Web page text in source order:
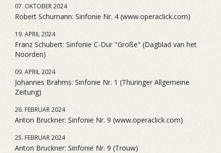
07. OKTOBER 2024
Robert Schumann: Sinfonie Nr. 4 (www.operaclick.com)
19. APRIL 2024
Franz Schubert: Sinfonie C-Dur "Große" (Dagblad van het
Noorden)
09. APRIL 2024
Johannes Brahms: Sinfonie Nr. 1 (Thüringer Allgemeine
Zeitung)
26. FEBRUAR 2024
Anton Bruckner: Sinfonie Nr. 9 (www.operaclick.com)
25. FEBRUAR 2024
Anton Bruckner: Sinfonie Nr. 9 (Trouw)